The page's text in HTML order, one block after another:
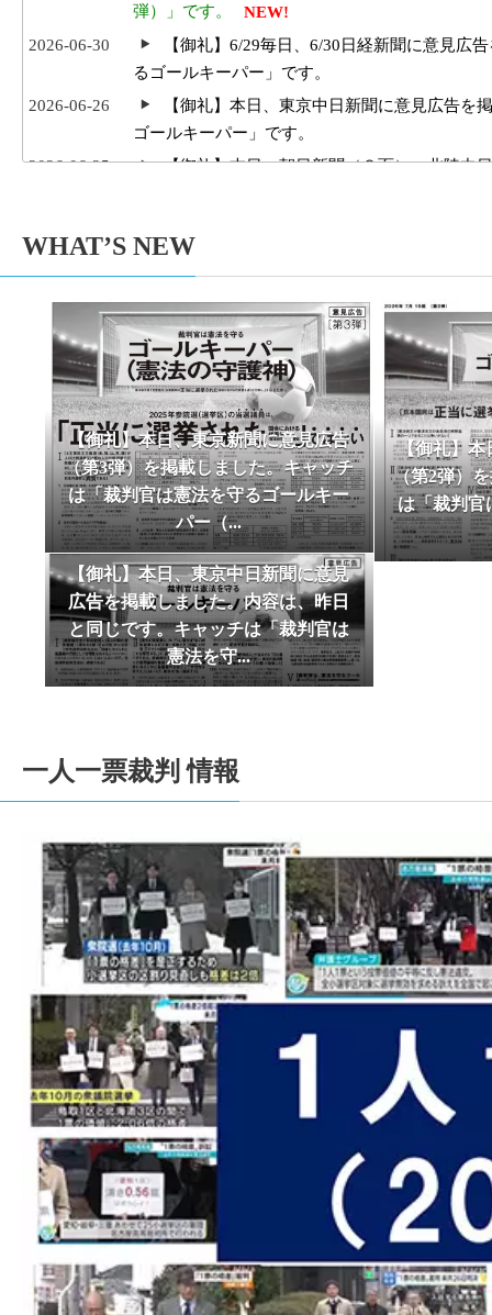
弾）」です。
NEW!
2026-06-30
【御礼】6/29毎日、6/30日経新聞に意見広
るゴールキーパー」です。
2026-06-26
【御礼】本日、東京中日新聞に意見広告
ゴールキーパー」です。
2026-06-25
【御礼】本日、朝日新聞（８面）・北陸中
ました。厚く御礼申し上げます。引き続きご支
2026-01-31
１人１票裁判（2025年参院）裁判情報を
2025-06-09
【サポーター有志による新聞 「One for
2025-06-08
１人１票裁判（2024年衆院）裁判情報を追
2025-05-03
【2025/05/03 東京新聞で意見広告（裁判所
2025-05-03
【御礼及び意見広告掲載のためのご寄付の
ました。厚く御礼申し上げます。引き続きご支
2025-02-12
１人１票裁判（2024年衆院）裁判情報を追
2025-01-01
2025年一人一票元年を期して、トップペー
2024-10-24
【10/27衆院選＆最高裁裁判官国民審査用
2024-10-24
【2024/10/20付東京新聞に最高裁裁判官国
2024-10-24
【10/27衆院選＆最高裁裁判官国民審査用
2024-08-28
【2024/08/28付東京新聞にサポーター鶴本
2024-07-02
6/29「選挙権・選挙制度および国民の政治
2024-05-03
【2024/05/03 東京新聞で意見広告（教えて
2024-04-03
【サポーター有志による新聞 「One for
2023-10-11
１人１票裁判（2022参）大法廷判決期日情
2023-09-16
１人１票裁判（2022参）大法廷弁論期日情
2023-06-27
【１人１票実現CM（第15弾）「シカ物語
なって感想をSNSに投稿して下さい！（１動画
2023-06-27
【一人一票実現CMアーカイブに動画を追
て下さい！】>>> こちらをクリック。】
2023-05-03
【御礼及び意見広告掲載のためのご寄付の
ました。厚く御礼申し上げます。引き続きご支
2023-05-03
【2023/05/03 東京新聞で意見広告（教えて
2023-01-24
番組出演情報（ジャーナリスト青木理 ｘ
た衆議院選挙で、いわゆる1票の格差が最大で
大法廷を明日に控え、この「一票の格差」の問
2023-01-23
１人１票裁判（2021衆）大法廷判決情報を
WHAT’S NEW
【御礼】本日、東京新聞に意見広告
（第3弾）を掲載しました。キャッチ
は「裁判官は憲法を守るゴールキー
パー（...
Aug
2026
【御礼】本
（第2弾）
は「裁判官
2026
【御礼】本日、東京中日新聞に意見
広告を掲載しました。内容は、昨日
と同じです。キャッチは「裁判官は
憲法を守...
Jun
2026
一人一票裁判 情報
7Aug
2026